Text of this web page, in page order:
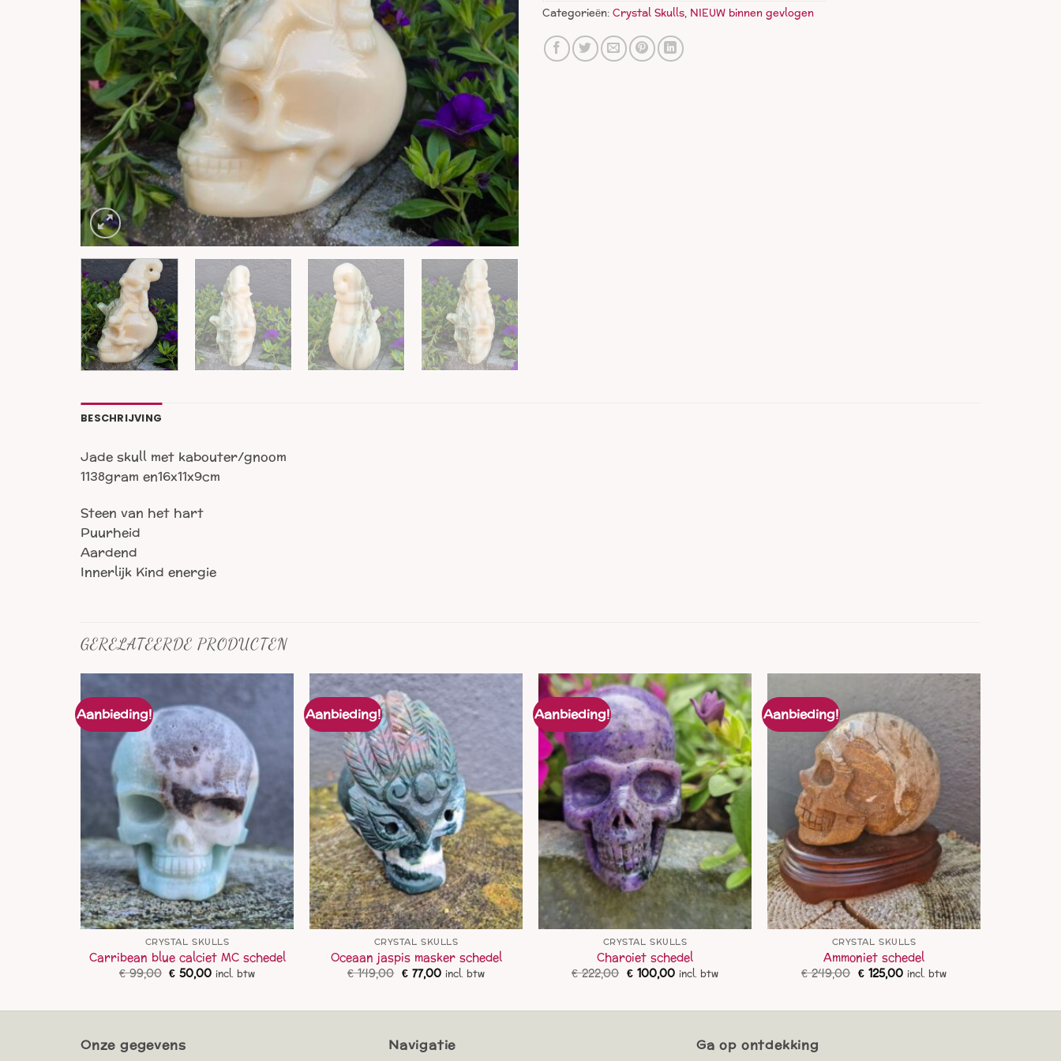
Categorieën:Crystal Skulls, NIEUW binnen gevlogen
BESCHRIJVING
Jade skull met kabouter/gnoom
1138gram en16x11x9cm
Steen van het hart
Puurheid
Aardend
Innerlijk Kind energie
GERELATEERDE PRODUCTEN
Aanbieding!
CRYSTAL SKULLS
Carribean blue calciet MC schedel
€99,00 Oorspronkelijke
prijs
€ 99,00.
€50,00Huidige
prijs
€ 50,00.
incl. btw
Aanbieding!
CRYSTAL SKULLS
Oceaan jaspis masker schedel
€149,00 Oorspronkelijke
prijs
€ 149,00.
€77,00Huidige
prijs
€ 77,00.
incl. btw
Aanbieding!
CRYSTAL SKULLS
Charoiet schedel
€222,00 Oorspronkelijke
prijs
€ 222,00.
€100,00Huidige
prijs
€ 100,00.
incl. btw
Aanbieding!
CRYSTAL SKULLS
Ammoniet schedel
€249,00 Oorspronkelijke
prijs
€ 249,00.
€125,00Huidige
prijs
€ 125,00.
incl. btw
Onze gegevens Navigatie Ga op ontdekking